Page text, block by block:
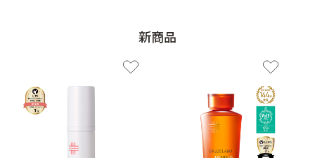
プロダクトラインから探す
エンリッチリフトライン
エンリッチ
メディカリフトライン
センシティブライン
ブライトニングライン
プロダクトライン TOP
新商品